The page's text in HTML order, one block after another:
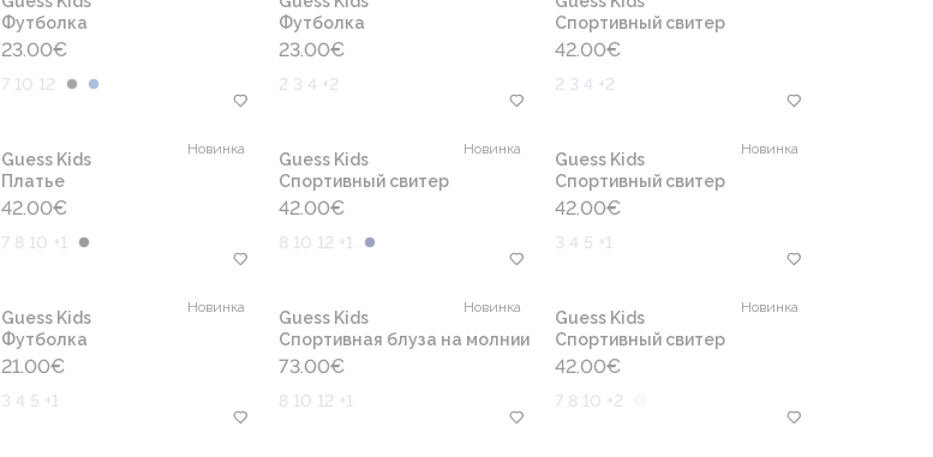
Футболка
23.00€
7 10 12
Футболка
23.00€
2 3 4 +2
Cпортивный свитер
42.00€
2 3 4 +2
Новинка
Guess Kids
Платье
42.00€
7 8 10 +1
Новинка
Guess Kids
Cпортивный свитер
42.00€
8 10 12 +1
Новинка
Guess Kids
Cпортивный свитер
42.00€
3 4 5 +1
Новинка
Guess Kids
Футболка
21.00€
3 4 5 +1
Новинка
Guess Kids
Спортивная блуза на молнии
73.00€
8 10 12 +1
Новинка
Guess Kids
Cпортивный свитер
42.00€
7 8 10 +2